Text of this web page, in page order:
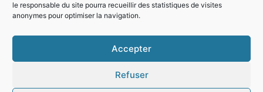
le responsable du site pourra recueillir des statistiques de visites
anonymes pour optimiser la navigation.
Accepter
Refuser